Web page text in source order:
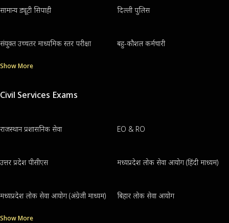
सामान्य ड्यूटी सिपाही दिल्ली पुलिस
संयुक्त उच्चतर माध्यमिक स्तर परीक्षा बहु-कौशल कर्मचारी
Show More
Civil Services Exams
राजस्थान प्रशासनिक सेवा EO & RO
उत्तर प्रदेश पीसीएस मध्यप्रदेश लोक सेवा आयोग (हिंदी माध्यम)
मध्यप्रदेश लोक सेवा आयोग (अंग्रेजी माध्यम) बिहार लोक सेवा आयोग
Show More